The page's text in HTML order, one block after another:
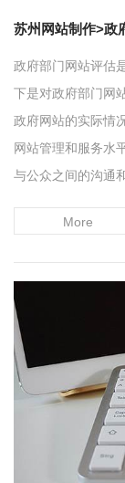
苏州网站制作>政
政府部门网站评估
下是对政府部门网
政府网站的实际情
网站管理和服务水
与公众之间的沟通
More